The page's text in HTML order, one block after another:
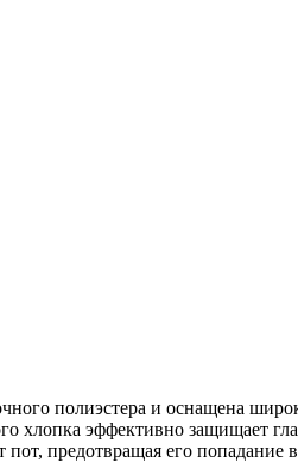
полиэстера и оснащена
хлопка эффективно защищает
предотвращая его попадание в